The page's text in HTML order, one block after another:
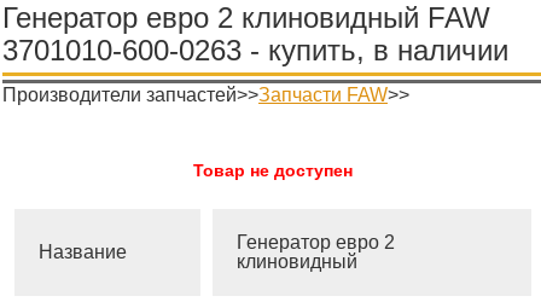
Генератор евро 2 клиновидный FAW
3701010-600-0263 - купить, в наличии
Производители запчастей>>Запчасти FAW>>
Товар не доступен
Название
Генератор евро 2
клиновидный